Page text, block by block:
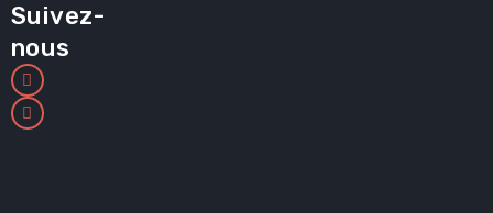
Suivez-
nous